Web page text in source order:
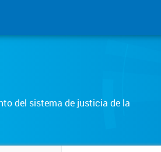
del sistema de justicia de la